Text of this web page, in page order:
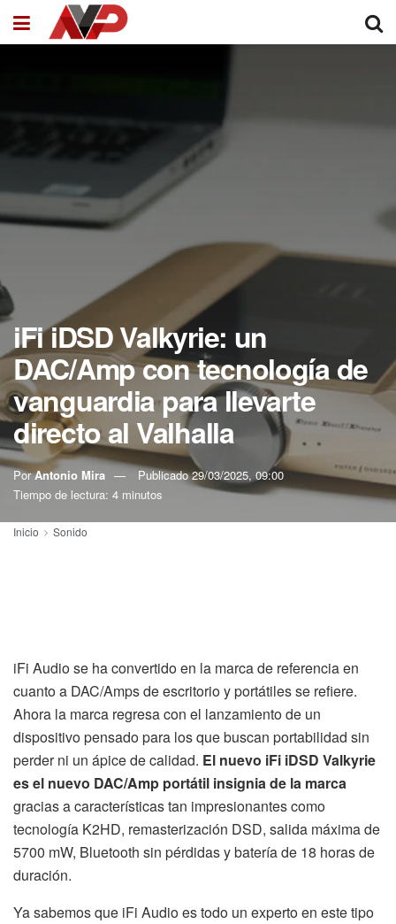
iFi iDSD Valkyrie: un
DAC/Amp con tecnología de
vanguardia para llevarte
directo al Valhalla
Por Antonio Mira Publicado29/03/2025, 09:00
Tiempo de lectura: 4 minutos
Inicio Sonido
iFi Audio se ha convertido en la marca de referencia en
cuanto a DAC/Amps de escritorio y portátiles se refiere.
Ahora la marca regresa con el lanzamiento de un
dispositivo pensado para los que buscan portabilidad sin
perder ni un ápice de calidad. El nuevo iFi iDSD Valkyrie
es el nuevo DAC/Amp portátil insignia de la marca
gracias a características tan impresionantes como
tecnología K2HD, remasterización DSD, salida máxima de
5700 mW, Bluetooth sin pérdidas y batería de 18 horas de
duración.
Ya sabemos que iFi Audio es todo un experto en este tipo